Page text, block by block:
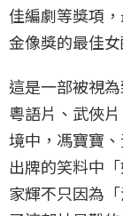
佳編劇等獎項
金像獎的最佳女
這是一部被視
粵語片、武俠
境中，馮寶寶
出牌的笑料中
家輝不只因為